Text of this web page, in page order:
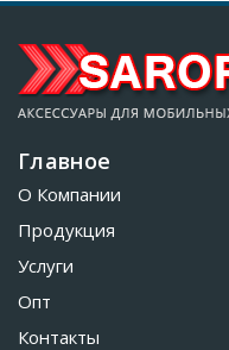
Главное
О Компании
Продукция
Услуги
Опт
Контакты